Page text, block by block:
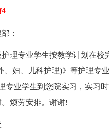
4
：
理专业学生按教学计划在校
、妇、儿科护理)》等护理专
专业学生到您院实习，实习
烦劳安排。谢谢!